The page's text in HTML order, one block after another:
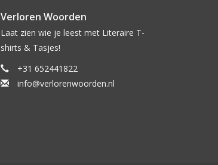
Verloren Woorden
Laat zien wie je leest met Literaire T-
shirts & Tasjes!
+31 652441822
info@verlorenwoorden.nl